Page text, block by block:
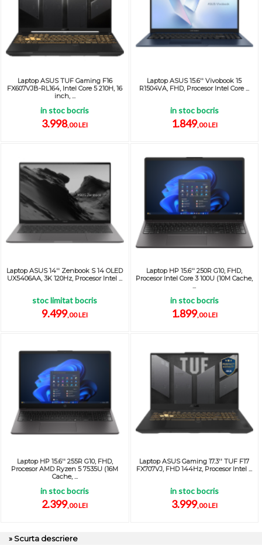
Laptop ASUS TUF Gaming F16
FX607VJB-RL164, Intel Core 5 210H, 16
inch, ...
in stoc bocris
3.998,00 LEI
Laptop ASUS 15.6'' Vivobook 15
R1504VA, FHD, Procesor Intel Core ...
in stoc bocris
1.849,00 LEI
Laptop ASUS 14'' Zenbook S 14 OLED
UX5406AA, 3K 120Hz, Procesor Intel ...
stoc limitat bocris
9.499,00 LEI
Laptop HP 15.6'' 250R G10, FHD,
Procesor Intel Core 3 100U (10M Cache,
...
in stoc bocris
1.899,00 LEI
Laptop HP 15.6'' 255R G10, FHD,
Procesor AMD Ryzen 5 7535U (16M
Cache, ...
in stoc bocris
2.399,00 LEI
Laptop ASUS Gaming 17.3'' TUF F17
FX707VJ, FHD 144Hz, Procesor Intel ...
in stoc bocris
3.999,00 LEI
» Scurta descriere